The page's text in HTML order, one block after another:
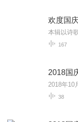
欢度国
167
2018国
38